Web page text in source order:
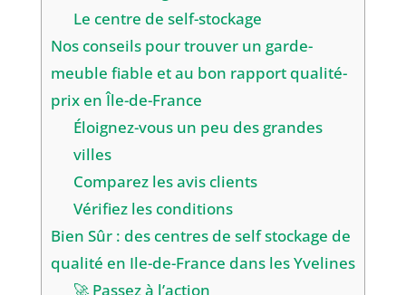
Le centre de self-stockage
Nos conseils pour trouver un garde-
meuble fiable et au bon rapport qualité-
prix en Île-de-France
Éloignez-vous un peu des grandes
villes
Comparez les avis clients
Vérifiez les conditions
Bien Sûr : des centres de self stockage de
qualité en Ile-de-France dans les Yvelines
🚀 Passez à l’action